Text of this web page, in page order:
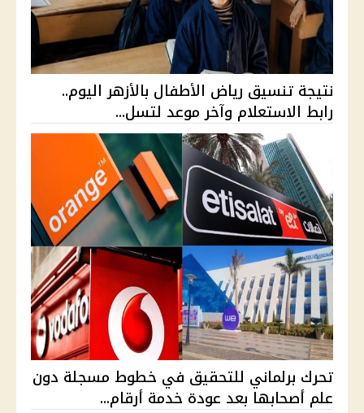
نتيجة تنسيق رياض الأطفال بالأزهر اليوم..
رابط الاستعلام وآخر موعد لتسل...
تحرك برلماني للتحقيق في خطوط مسجلة دون
علم أصحابها بعد عودة خدمة أرقام...